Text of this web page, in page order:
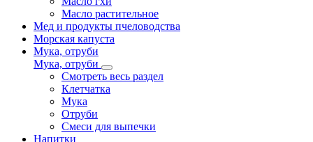
Масло растительное
Мед и продукты пчеловодства
Морская капуста
Мука, отруби
Мука, отруби
Смотреть весь раздел
Клетчатка
Мука
Отруби
Смеси для выпечки
Напитки